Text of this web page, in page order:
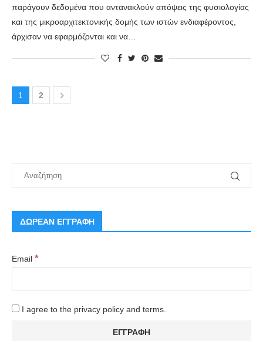
παράγουν δεδομένα που αντανακλούν απόψεις της φυσιολογίας
και της μικροαρχιτεκτονικής δομής των ιστών ενδιαφέροντος,
άρχισαν να εφαρμόζονται και να…
1 2
ΔΩΡΕΑΝ ΕΓΓΡΑΦΗ
Email *
I agree to the privacy policy and terms.